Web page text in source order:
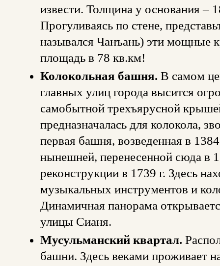
извести. Толщина у основания –
Прогуливаясь по стене,
назывался Чанъань) эти мощные
площадь в 78 кв.км!
Колокольная башня. В самом
главных улиц города высится
самобытной трехъярусной
предназначалась для колокола,
первая башня, возведенная в
нынешней, перенесенной сюда в
реконструкции в 1739 г. Здесь
музыкальных инструментов и
Динамичная панорама
улицы Сианя.
Мусульманский квартал.
башни. Здесь веками проживает